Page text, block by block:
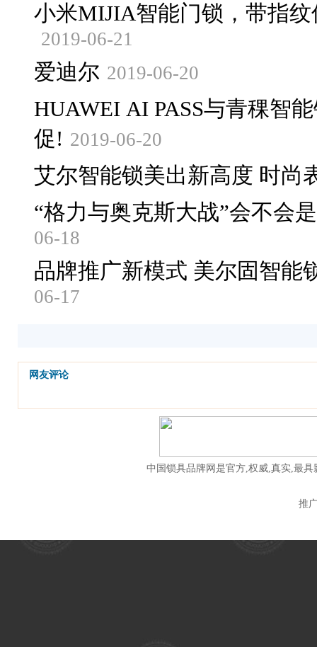
小米MIJIA智能门锁，带指
2019-06-21
爱迪尔 2019-06-20
HUAWEI AI PASS与青稞智
促! 2019-06-20
艾尔智能锁美出新高度 时尚
“格力与奥克斯大战”会不会
06-18
品牌推广新模式 美尔固智能
06-17
网友评论
中国锁具品牌网是官方,权威,真实,最
推